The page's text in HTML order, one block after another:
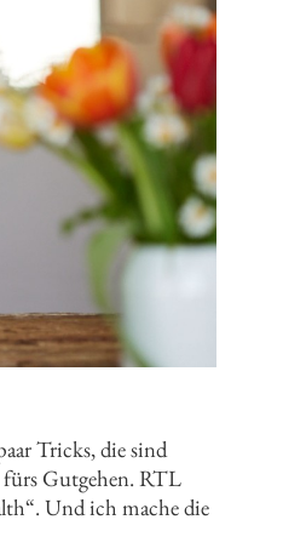
Tricks, die sind
fürs Gutgehen. RTL
Und ich mache die